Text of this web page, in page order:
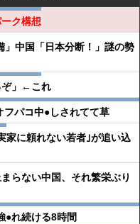
ク構想
」中国「日本分断！」謎の勢
ぞ」←これ
フパコ中●︎しされてて草
に頼れない若者｣が追い込
らない中国、それ繁栄ぶり
●︎れ続ける8時間